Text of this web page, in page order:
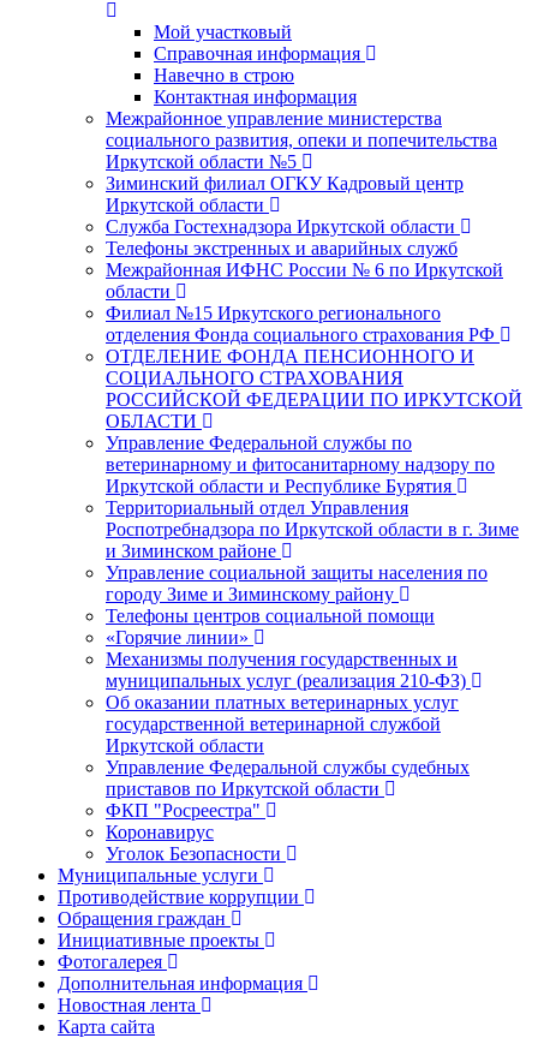
Мой участковый
Справочная информация
Навечно в строю
Контактная информация
Межрайонное управление министерства
социального развития, опеки и попечительства
Иркутской области №5
Зиминский филиал ОГКУ Кадровый центр
Иркутской области
Служба Гостехнадзора Иркутской области
Телефоны экстренных и аварийных служб
Межрайонная ИФНС России № 6 по Иркутской
области
Филиал №15 Иркутского регионального
отделения Фонда социального страхования РФ
ОТДЕЛЕНИЕ ФОНДА ПЕНСИОННОГО И
СОЦИАЛЬНОГО СТРАХОВАНИЯ
РОССИЙСКОЙ ФЕДЕРАЦИИ ПО ИРКУТСКОЙ
ОБЛАСТИ
Управление Федеральной службы по
ветеринарному и фитосанитарному надзору по
Иркутской области и Республике Бурятия
Территориальный отдел Управления
Роспотребнадзора по Иркутской области в г. Зиме
и Зиминском районе
Управление социальной защиты населения по
городу Зиме и Зиминскому району
Телефоны центров социальной помощи
«Горячие линии»
Механизмы получения государственных и
муниципальных услуг (реализация 210-ФЗ)
Об оказании платных ветеринарных услуг
государственной ветеринарной службой
Иркутской области
Управление Федеральной службы судебных
приставов по Иркутской области
ФКП "Росреестра"
Коронавирус
Уголок Безопасности
Муниципальные услуги
Противодействие коррупции
Обращения граждан
Инициативные проекты
Фотогалерея
Дополнительная информация
Новостная лента
Карта сайта